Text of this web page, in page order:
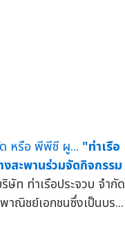
"ท่าเรือ
สะพานร่วมจัดกิจกรรม
ท ท่าเรือประจวบ จำกัด
าณิชย์เอกชนซึ่งเป็นบร...